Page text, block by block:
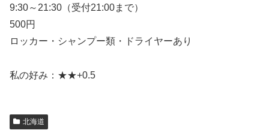
9:30～21:30（受付21:00まで）
500円
ロッカー・シャンプー類・ドライヤーあり
私の好み：★★+0.5
北海道